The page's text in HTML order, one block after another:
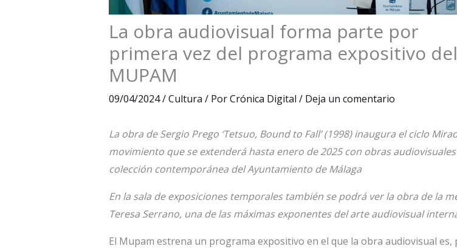
La obra audiovisual forma parte por
primera vez del programa expositivo del
MUPAM
09/04/2024/Cultura / PorCrónica Digital / Deja un comentario
La obra de Sergio Prego ‘Tetsuo, Bound to Fall’ (1998) inaugura el ciclo
movimiento que se extenderá hasta enero de 2025 con obras
colección contemporánea del Ayuntamiento de Málaga
En la sala de exposiciones temporales también se podrá ver la obra de la
Teresa Serrano, una de las máximas exponentes del arte audiovisual
El Mupam estrena un programa expositivo en el que la obra audiovisual es,